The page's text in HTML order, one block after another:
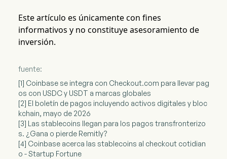
Este artículo es únicamente con fines
informativos y no constituye asesoramiento de
inversión.
fuente:
[1] Coinbase se integra con Checkout.com para llevar pag
os con USDC y USDT a marcas globales
[2] El boletín de pagos incluyendo activos digitales y bloc
kchain, mayo de 2026
[3] Las stablecoins llegan para los pagos transfronterizo
s. ¿Gana o pierde Remitly?
[4] Coinbase acerca las stablecoins al checkout cotidian
o - Startup Fortune